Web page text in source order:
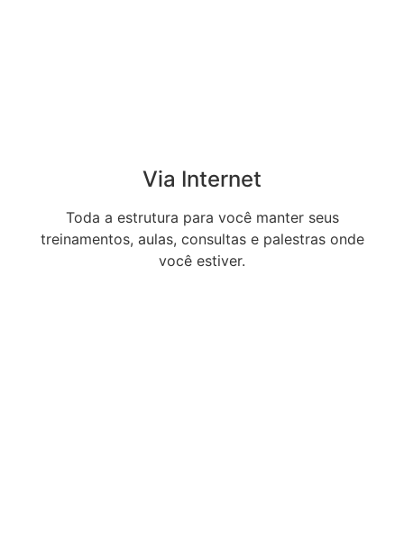
Via Internet
Toda a estrutura para você manter seus
treinamentos, aulas, consultas e palestras onde
você estiver.